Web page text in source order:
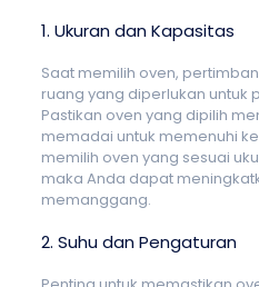
1. Ukuran dan Kapasitas
Saat memilih oven,
ruang yang diperlukan untuk
Pastikan oven yang dipilih
memadai untuk memenuhi
memilih oven yang sesuai
maka Anda dapat
memanggang.
2. Suhu dan Pengaturan